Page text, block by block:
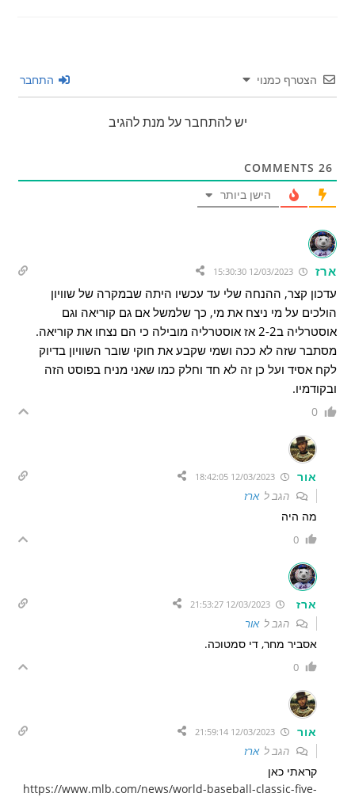
הצטרף כמנוי התחבר
יש להתחבר על מנת להגיב
26
הישן ביותר
ארז
עדכון קצר, ההנחה שלי עד עכשיו היתה שבמקרה של שוויון
הולכים על מי ניצח את מי, כך שלמשל אם גם קוריאה וגם
אוסטרליה ב2-2 אז אוסטרליה מובילה כי הם נצחו את קוריאה.
מסתבר שזה לא ככה ושמי שקבע את חוקי שובר השוויון בדיוק
לקח אסיד ועל כן זה לא חד וחלק כמו שאני מניח בפוסט הזה
ובקודמיו.
0
אור
הגב לארז
מה היה
0
ארז
הגב לאור
אסביר מחר, די סמטוכה.
0
אור
הגב לארז
קראתי כאן
https://www.mlb.com/news/world-baseball-classic-five-